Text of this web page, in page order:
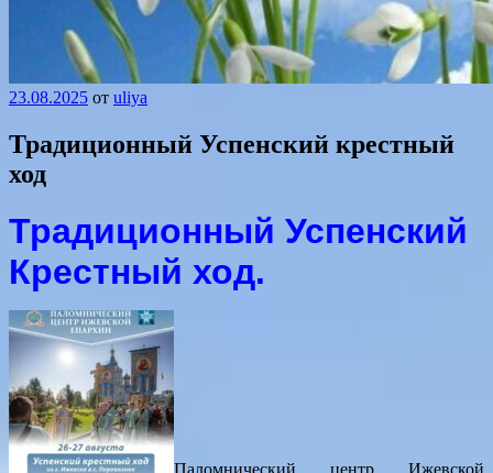
23.08.2025 от uliya
Традиционный Успенский крестный
ход
Традиционный Успенский
Крестный ход.
Паломнический центр Ижевской